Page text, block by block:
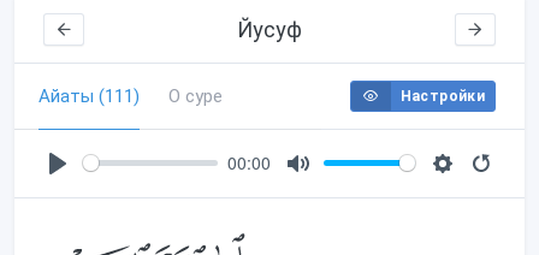
Йусуф
Айаты (111) О суре Настройки
00:00